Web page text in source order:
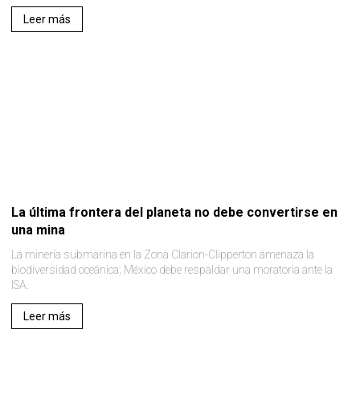
Leer más
La última frontera del planeta no debe convertirse en
una mina
La minería submarina en la Zona Clarion-Clipperton amenaza la
biodiversidad oceánica; México debe respaldar una moratoria ante la
ISA.
Leer más